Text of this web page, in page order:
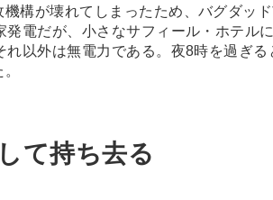
構が壊れてしまったため、バグダッ
発電だが、小さなサフィール・ホテル
れ以外は無電力である。夜8時を過ぎ
て持ち去る